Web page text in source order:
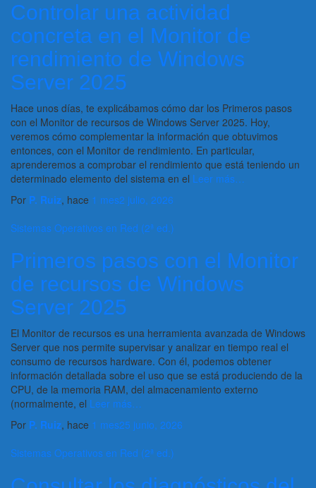
Controlar una actividad
concreta en el Monitor de
rendimiento de Windows
Server 2025
Hace unos días, te explicábamos cómo dar los Primeros pasos
con el Monitor de recursos de Windows Server 2025. Hoy,
veremos cómo complementar la información que obtuvimos
entonces, con el Monitor de rendimiento. En particular,
aprenderemos a comprobar el rendimiento que está teniendo un
determinado elemento del sistema en el Leer más…
Por P. Ruiz, hace 1 mes2 julio, 2026
Sistemas Operativos en Red (2ª ed.)
Primeros pasos con el Monitor
de recursos de Windows
Server 2025
El Monitor de recursos es una herramienta avanzada de Windows
Server que nos permite supervisar y analizar en tiempo real el
consumo de recursos hardware. Con él, podemos obtener
información detallada sobre el uso que se está produciendo de la
CPU, de la memoria RAM, del almacenamiento externo
(normalmente, el Leer más…
Por P. Ruiz, hace 1 mes25 junio, 2026
Sistemas Operativos en Red (2ª ed.)